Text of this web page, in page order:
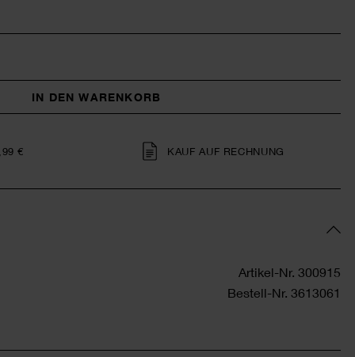
IN DEN WARENKORB
€ KAUF AUF RECHNUNG
Artikel-Nr. 300915
Bestell-Nr. 3613061